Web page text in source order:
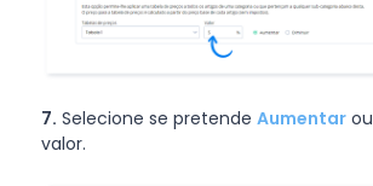
7. Selecione se pretende Aumentarou
valor.